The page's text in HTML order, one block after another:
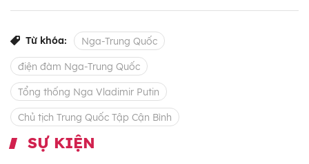
Từ khóa: Nga-Trung Quốc
điện đàm Nga-Trung Quốc
Tổng thống Nga Vladimir Putin
Chủ tịch Trung Quốc Tập Cận Bình
SỰ KIỆN